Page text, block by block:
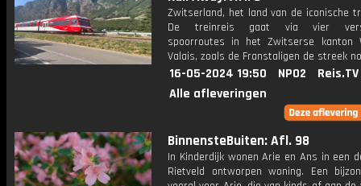
Zwitserland, het land van de iconische
De treinreis gaat via vier
spoorroutes in het Zwitserse kanton
Valais, zoals de Franstaligen de streek
16-05-2024 19:50 NPO2
Reis.TV
Alle afleveringen
BinnensteBuiten: Afl. 98
In Kinderdijk wonen Arie en Ans in een
Rietveld ontworpen woning. Een